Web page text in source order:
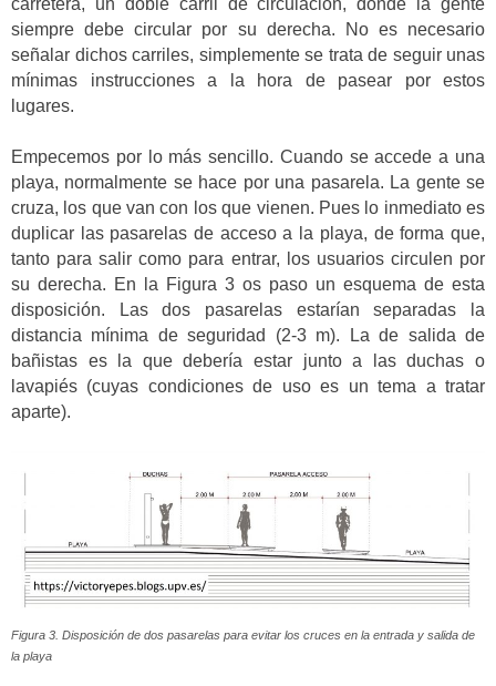
siempre debe circular por su derecha. No es necesario
señalar dichos carriles, simplemente se trata de seguir unas
mínimas instrucciones a la hora de pasear por estos
lugares.
Empecemos por lo más sencillo. Cuando se accede a una
playa, normalmente se hace por una pasarela. La gente se
cruza, los que van con los que vienen. Pues lo inmediato es
duplicar las pasarelas de acceso a la playa, de forma que,
tanto para salir como para entrar, los usuarios circulen por
su derecha. En la Figura 3 os paso un esquema de esta
disposición. Las dos pasarelas estarían separadas la
distancia mínima de seguridad (2-3 m). La de salida de
bañistas es la que debería estar junto a las duchas o
lavapiés (cuyas condiciones de uso es un tema a tratar
aparte).
Figura 3. Disposición de dos pasarelas para evitar los cruces en la entrada y salida de
la playa